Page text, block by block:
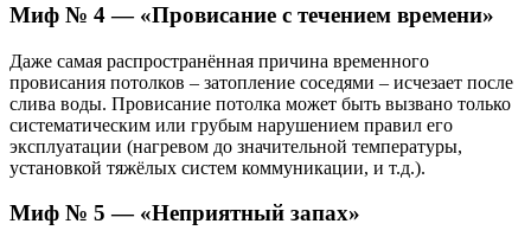
Миф № 4 — «Провисание с течением времени»
Даже самая распространённая причина временного
провисания потолков – затопление соседями – исчезает после
слива воды. Провисание потолка может быть вызвано только
систематическим или грубым нарушением правил его
эксплуатации (нагревом до значительной температуры,
установкой тяжёлых систем коммуникации, и т.д.).
Миф № 5 — «Неприятный запах»